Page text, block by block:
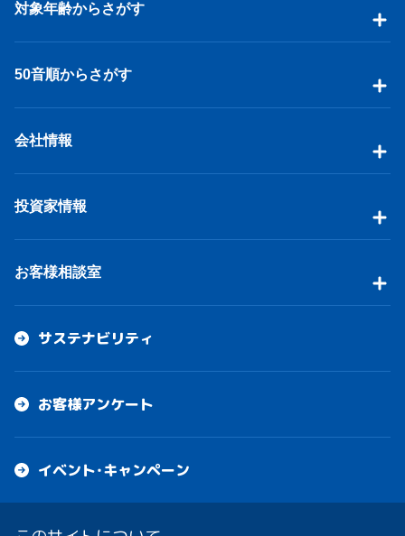
対象年齢からさがす
50音順からさがす
会社情報
投資家情報
お客様相談室
サステナビリティ
お客様アンケート
イベント・キャンペーン